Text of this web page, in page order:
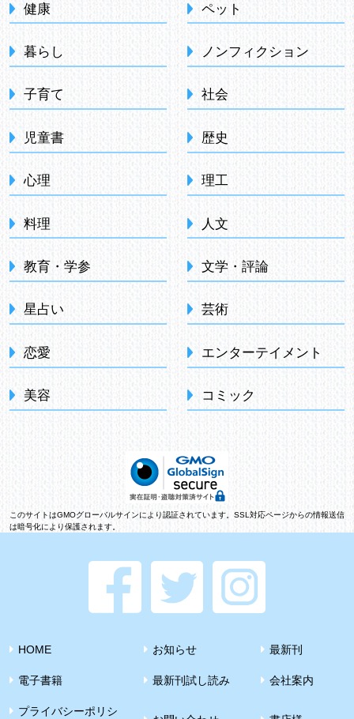
健康
暮らし
子育て
児童書
心理
料理
教育・学参
星占い
恋愛
美容
ペット
ノンフィクション
社会
歴史
理工
人文
文学・評論
芸術
エンターテイメント
コミック
このサイトはGMOグローバルサインにより認証されています。SSL対応ページからの情報送信
は暗号化により保護されます。
HOME お知らせ 最新刊
電子書籍 最新刊試し読み 会社案内
プライバシーポリシ